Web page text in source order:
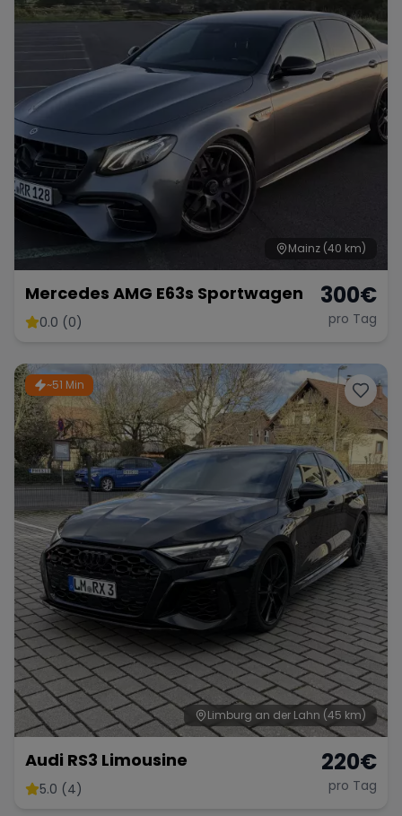
Mainz (40 km)
Mercedes AMG E63s Sportwagen
0.0 (0)
300€
pro Tag
~51 Min
Limburg an der Lahn (45 km)
Audi RS3 Limousine
5.0 (4)
220€
pro Tag